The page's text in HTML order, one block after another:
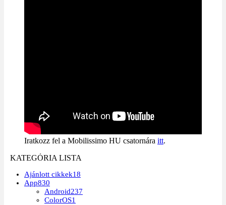
Iratkozz fel a Mobilissimo HU csatornára itt.
KATEGÓRIA LISTA
Ajánlott cikkek18
App830
Android237
ColorOS1